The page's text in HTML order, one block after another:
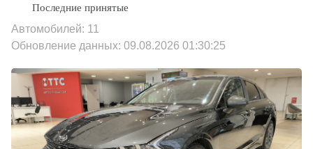
Автомобилей: 11
Обновление данных: 09.08.2026 01:30:25